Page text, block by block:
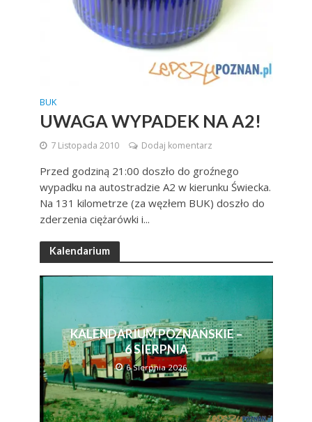
BUK
UWAGA WYPADEK NA A2!
7 Listopada 2010 Dodaj komentarz
Przed godziną 21:00 doszło do groźnego
wypadku na autostradzie A2 w kierunku Świecka.
Na 131 kilometrze (za węzłem BUK) doszło do
zderzenia ciężarówki i...
Kalendarium
KALENDARIUM POZNAŃSKIE –
6 SIERPNIA
6 Sierpnia 2026